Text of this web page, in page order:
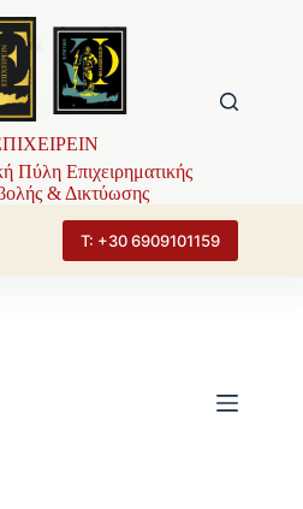
Πύλη Επιχειρηματικής
& Δικτύωσης
Τ: +30 6909101159